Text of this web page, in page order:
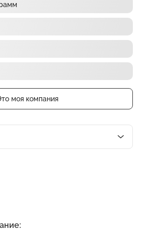
моя компания